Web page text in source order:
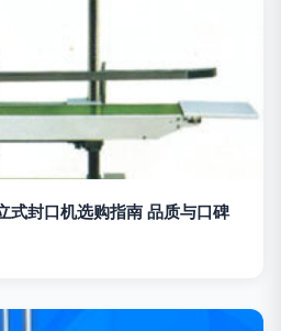
封口机选购指南 品质与口碑